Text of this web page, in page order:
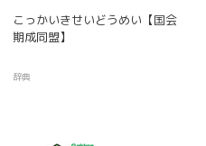
こっかいきせいどうめい【国会
期成同盟】
辞典